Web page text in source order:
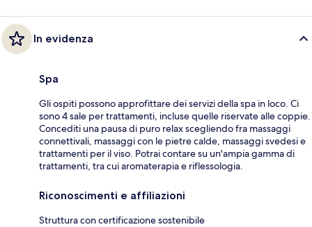
In evidenza
Spa
Gli ospiti possono approfittare dei servizi della spa in loco. Ci
sono 4 sale per trattamenti, incluse quelle riservate alle coppie.
Concediti una pausa di puro relax scegliendo fra massaggi
connettivali, massaggi con le pietre calde, massaggi svedesi e
trattamenti per il viso. Potrai contare su un'ampia gamma di
trattamenti, tra cui aromaterapia e riflessologia.
Riconoscimenti e affiliazioni
Struttura con certificazione sostenibile